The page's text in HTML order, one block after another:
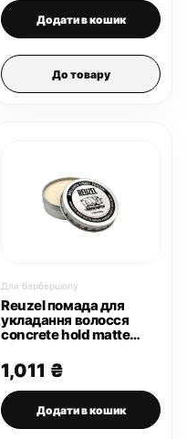
Додати в кошик
До товару
Для барбершопу
Reuzel помада для
укладання волосся
concrete hold matte
1,011 ₴
Додати в кошик